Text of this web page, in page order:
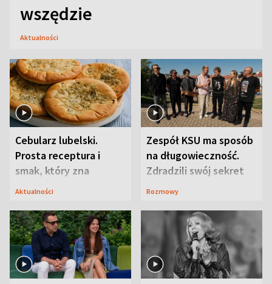
wszędzie
Aktualności
Cebularz lubelski.
Prosta receptura i
smak, który zna
Lubelszczyzna
Aktualności
Zespół KSU ma sposób
na długowieczność.
Zdradzili swój sekret
Rozmowy